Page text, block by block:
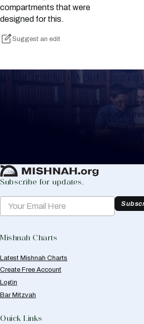
compartments that were
designed for this.
Suggest an edit
Keep Track of your
Whether you are learning Mishnayos
or for your own knowledge, create a
to help you keep track of your learning.
Subscribe for updates.
Mishnah Charts
Latest Mishnah Charts
Create Free Account
Login
Bar Mitzvah
Quick Links